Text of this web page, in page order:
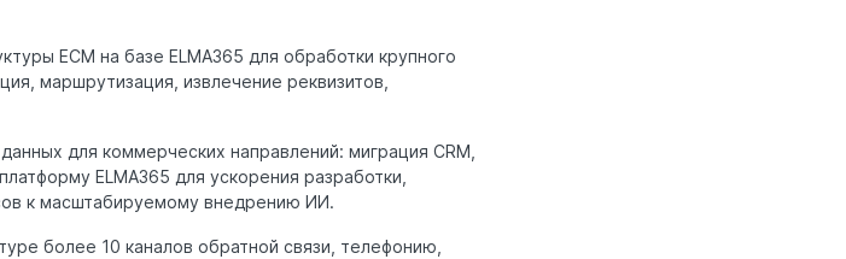
ECM на базе ELMA365 для обработки крупного
маршрутизация, извлечение реквизитов,
для коммерческих направлений: миграция CRM,
ELMA365 для ускорения разработки,
к масштабируемому внедрению ИИ.
более 10 каналов обратной связи, телефонию,